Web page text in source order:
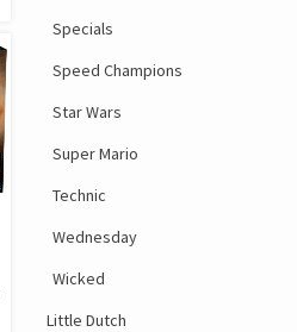
Specials
Speed Champions
Star Wars
Super Mario
Technic
Wednesday
Wicked
Little Dutch